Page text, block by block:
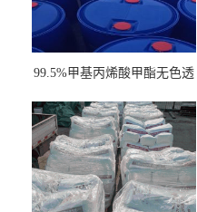
99.5%甲基丙烯酸甲酯无色透